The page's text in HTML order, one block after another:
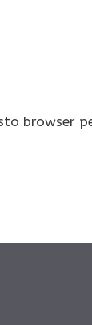
browser